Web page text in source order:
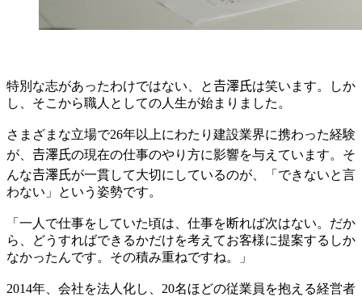
特別な志があったわけではない、と𠮷澤氏は笑います。しか
し、そこから職人としての人生が始まりました。
さまざまな立場で26年以上にわたり建設業界に携わった経験
が、𠮷澤氏の現在の仕事のやり方に影響を与えています。そ
んな𠮷澤氏が一貫して大切にしているのが、「できないと言
わない」という姿勢です。
「一人で仕事をしていた頃は、仕事を断れば次はない。だか
ら、どうすればできるかだけを考えてお客様に提案するしか
なかったんです。その積み重ねですね。」
2014年、会社を法人化し、20名ほどの従業員を抱える経営者